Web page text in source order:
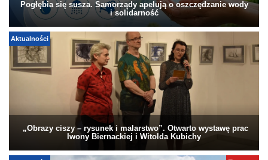
Pogłębia się susza. Samorządy apelują o oszczędzanie wody
i solidarność
Aktualności
„Obrazy ciszy – rysunek i malarstwo”. Otwarto wystawę prac
Iwony Biernackiej i Witolda Kubichy